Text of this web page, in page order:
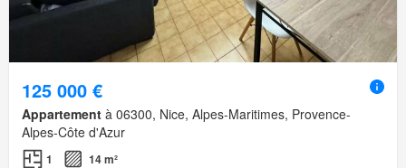
125 000 €
Appartement à 06300, Nice, Alpes-Maritimes, Provence-
Alpes-Côte d'Azur
1 14 m²